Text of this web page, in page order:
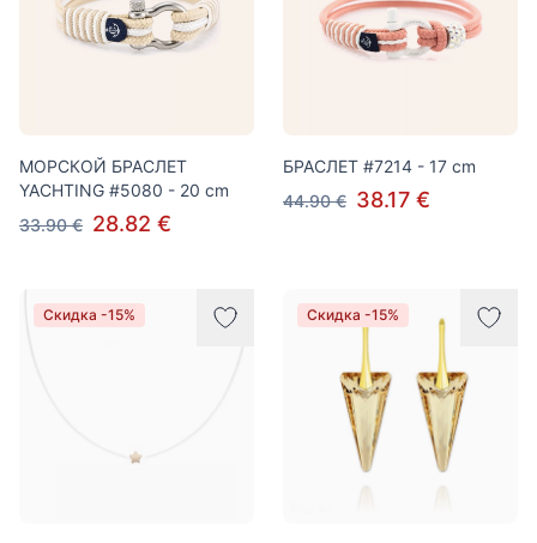
МОРСКОЙ БРАСЛЕТ
YACHTING #5080 - 20 cm
33.90 € 28.82 €
БРАСЛЕТ #7214 - 17 cm
44.90 € 38.17 €
Скидка -15% Скидка -15%